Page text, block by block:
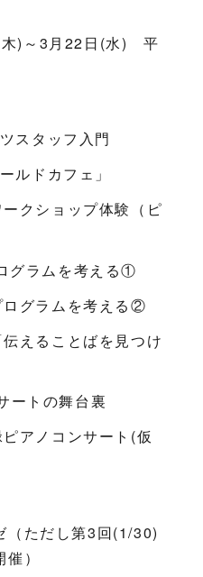
木)～3月22日(水) 平
タッフ入門
ドカフェ」
ショップ体験（ピ
ラムを考える①
グラムを考える②
ることばを見つけ
トの舞台裏
ノコンサート(仮
（ただし第3回(1/30)
）